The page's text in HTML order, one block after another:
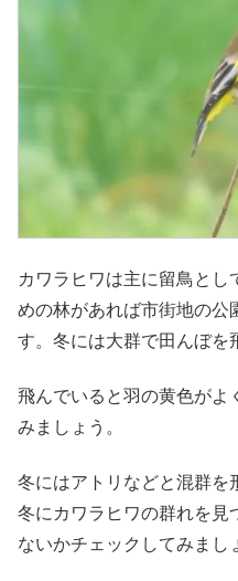
カワラヒワは主に留鳥と
めの林があれば市街地の公
す。冬には大群で田んぼを
飛んでいると羽の黄色がよ
みましょう。
冬にはアトリなどと混群を
冬にカワラヒワの群れを見
ないかチェックしてみまし